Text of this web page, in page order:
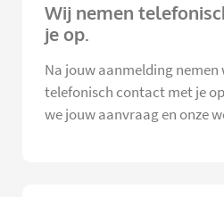
Wij nemen
je op.
Na jouw aanmelding nemen
telefonisch contact met je
we jouw aanvraag en onze